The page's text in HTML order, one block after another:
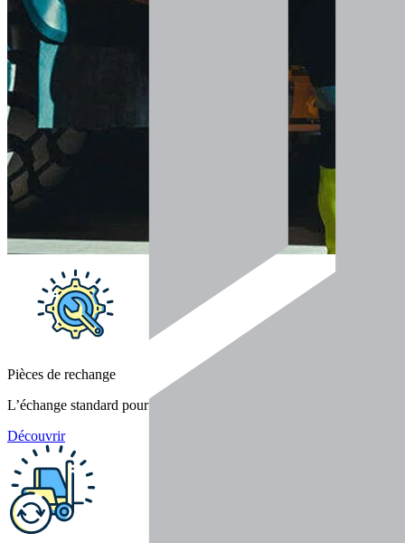
Pièces de rechange
L’échange standard pour une performance durable
Découvrir